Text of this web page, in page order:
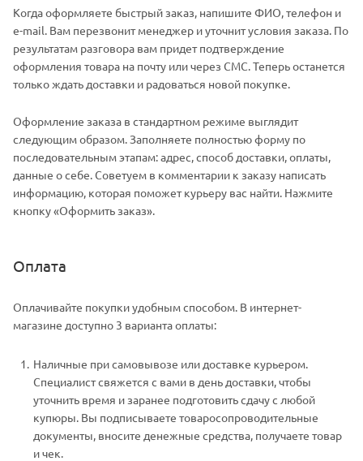
Когда оформляете быстрый заказ, напишите ФИО, телефон и
e-mail. Вам перезвонит менеджер и уточнит условия заказа. По
результатам разговора вам придет подтверждение
оформления товара на почту или через СМС. Теперь останется
только ждать доставки и радоваться новой покупке.
Оформление заказа в стандартном режиме выглядит
следующим образом. Заполняете полностью форму по
последовательным этапам: адрес, способ доставки, оплаты,
данные о себе. Советуем в комментарии к заказу написать
информацию, которая поможет курьеру вас найти. Нажмите
кнопку «Оформить заказ».
Оплата
Оплачивайте покупки удобным способом. В интернет-
магазине доступно 3 варианта оплаты:
Наличные при самовывозе или доставке курьером.
Специалист свяжется с вами в день доставки, чтобы
уточнить время и заранее подготовить сдачу с любой
купюры. Вы подписываете товаросопроводительные
документы, вносите денежные средства, получаете товар
и чек.